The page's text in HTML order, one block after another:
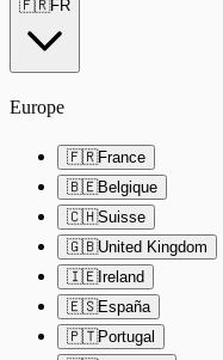
🇫🇷FR
Europe
🇫🇷France
🇧🇪Belgique
🇨🇭Suisse
🇬🇧United Kingdom
🇮🇪Ireland
🇪🇸España
🇵🇹Portugal